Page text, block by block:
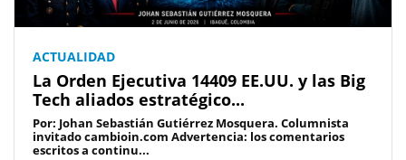
ACTUALIDAD
La Orden Ejecutiva 14409 EE.UU. y las Big
Tech aliados estratégico...
Por: Johan Sebastián Gutiérrez Mosquera. Columnista
invitado cambioin.com Advertencia: los comentarios
escritos a continu...